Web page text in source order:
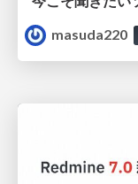
masuda220